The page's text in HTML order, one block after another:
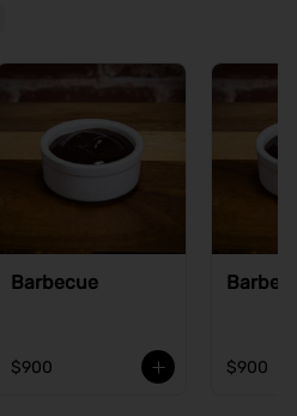
Barbecue
$900 $900